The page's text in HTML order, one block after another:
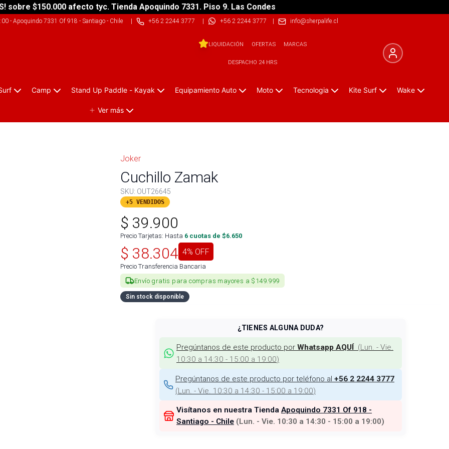
sobre $150.000 afecto tyc. Tienda Apoquindo 7331. Piso 9. Las Condes
- Apoquindo 7331 Of 918 - Santiago - Chile| +56 2 2244 3777 | +56 2 2244 3777 | info@sherpalife.cl
LIQUIDACIÓN OFERTAS MARCAS
DESPACHO 24 HRS
Camp Stand Up Paddle - Kayak Equipamiento Auto Moto Tecnologia Kite Surf Wake
Ver más
Joker
Cuchillo Zamak
SKU: OUT26645
+5 VENDIDOS
$ 39.900
Precio Tarjetas: Hasta 6 cuotas de $6.650
$ 38.304 4% OFF
Precio Transferencia Bancaria
Envío gratis para compras mayores a $149.999
Sin stock disponible
¿TIENES ALGUNA DUDA?
Pregúntanos de este producto por Whatsapp AQUÍ (Lun. - Vie.
10:30 a 14:30 - 15:00 a 19:00)
Pregúntanos de este producto por teléfono al +56 2 2244 3777
(Lun. - Vie. 10:30 a 14:30 - 15:00 a 19:00)
Visítanos en nuestra Tienda Apoquindo 7331 Of 918 -
Santiago - Chile (Lun. - Vie. 10:30 a 14:30 - 15:00 a 19:00)